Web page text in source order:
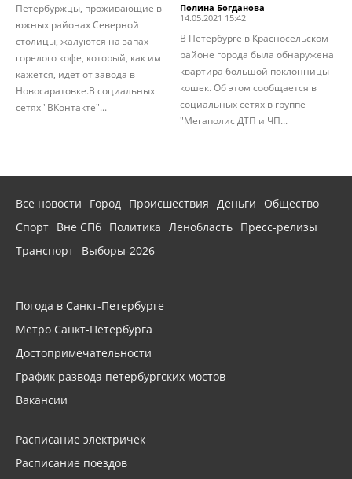
Петербуржцы, проживающие в
южных районах Северной
столицы, жалуются на запах
горелого кофе, который, как им
кажется, идет от завода в
Новосаратовке.В социальных
сетях "ВКонтакте"...
Полина Богданова -
14.05.2021 15:42
В Петербурге в Красносельском
районе города была обнаружена
квартира большой поклонницы
кошек. Об этом сообщается в
социальных сетях в группе
"Мегаполис ДТП и ЧП...
Все новости Город Происшествия Деньги
Общество
Спорт Вне СПб Политика Ленобласть Пресс-релизы
Транспорт Выборы-2026
Погода в Санкт-Петербурге
Метро Санкт-Петербурга
Достопримечательности
График развода петербургских мостов
Вакансии
Расписание электричек
Расписание поездов